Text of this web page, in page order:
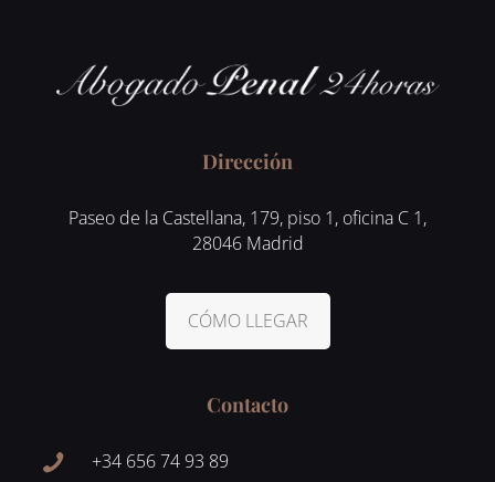
Dirección
Paseo de la Castellana, 179, piso 1, oficina C 1,
28046 Madrid
CÓMO LLEGAR
Contacto
+34 656 74 93 89